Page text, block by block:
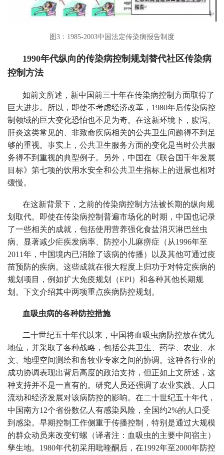
图3：1985-2003中国法定传染病报告制度
1990年代纵向的传染病控制规划替代社区传染病
控制方法
如前文所述，新中国前三十年在传染病控制方面取得了
巨大进步。所以，即使不考虑经济改革，1980年后传染病控
制领域的巨大变化恐怕也不足为奇。在这新环境下，腹泻、
肝炎这类常见的、非致命疾病相关的公共卫生问题得不到足
够的重视。事实上，公共卫生服务方面的变化是当时公共服
务得不到重视的典型例子。另外，中国在《联合国千年发展
目标》第七项的饮用水安全和公共卫生指标上的进展也相对
缓慢。
在这新背景下，之前的传染病控制方法被长期的纵向规
划取代。即使在传染病控制普遍市场化的时期，中国也记录
了一些相关的成就，包括使用营养强化食盐消灭淋巴丝虫
病、显著减少疟疾发病率、防控小儿麻痹症（从1996年至
2011年，中国境内已消除了该病的传播）以及其他可通过疫
苗预防的疾病。这些成就在很大程度上归功于对特定疾病的
规划项目，例如扩大免疫规划（EPI）和各种其他长期规
划。下文介绍其中两项重点疾病防控规划。
血吸虫病的各种防控措施
二十世纪五十年代以来，中国将血吸虫病防控放在优先
地位，并采取了各种战略，包括公共卫生、药学、农业、水
文、地理空间测绘和畜牧业专家之间的协调。这种各行业的
成功协调表现出背后高度的政治支持，但正如上文所述，这
种支持并不是一直有的。研究人员还强调了农业实践、人口
流动和经济发展对该病防控的影响。在二十世纪五十年代，
中国南方12个省份数亿人有感染风险，全国约2%的人口受
到感染。早期控制工作侧重于传播控制，特别是通过大规模
的群众动员来改变钉螺（译者注：血吸虫的主要中间宿主）
孳生地。1980年代初采用吡喹酮后，在1992年至2000年防控